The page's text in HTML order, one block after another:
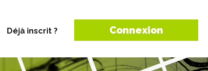
Déjà inscrit ? Connexion